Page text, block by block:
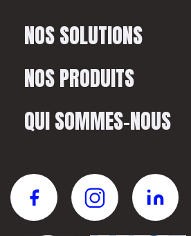
NOS SOLUTIONS
NOS PRODUITS
QUI SOMMES-NOUS